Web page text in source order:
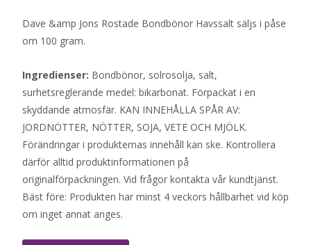
Dave &amp Jons Rostade Bondbönor Havssalt säljs i påse
om 100 gram.
Ingredienser: Bondbönor, solrosolja, salt,
surhetsreglerande medel: bikarbonat. Förpackat i en
skyddande atmosfär. KAN INNEHÅLLA SPÅR AV:
JORDNÖTTER, NÖTTER, SOJA, VETE OCH MJÖLK.
Förändringar i produkternas innehåll kan ske. Kontrollera
därför alltid produktinformationen på
originalförpackningen. Vid frågor kontakta vår kundtjänst.
Bäst före: Produkten har minst 4 veckors hållbarhet vid köp
om inget annat anges.